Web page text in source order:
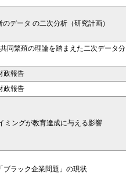
データ の二次分析（研究計画）
同繁殖の理論を踏まえた二次データ分
政報告
政報告
ミングが教育達成に与える影響
ブラック企業問題」の現状